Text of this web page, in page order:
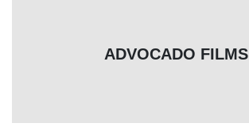
ADVOCADO FILMS